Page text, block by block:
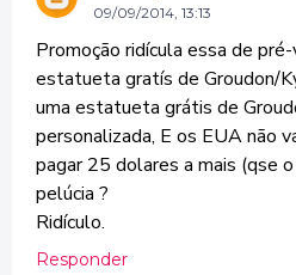
09/09/2014, 13:13
Promoção ridícula essa de pré-
estatueta gratís de Groudon/
uma estatueta grátis de
personalizada, E os EUA não
pagar 25 dolares a mais (qse
pelúcia ?
Ridículo.
Responder